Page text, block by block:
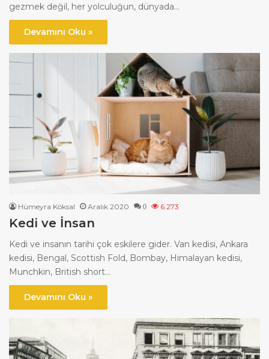
gezmek değil, her yolculuğun, dünyada…
Devamını Oku »
Hümeyra Köksal Aralık 2020 0 6.273
Kedi ve İnsan
Kedi ve insanın tarihi çok eskilere gider. Van kedisi, Ankara
kedisi, Bengal, Scottish Fold, Bombay, Himalayan kedisi,
Munchkin, British short…
Devamını Oku »